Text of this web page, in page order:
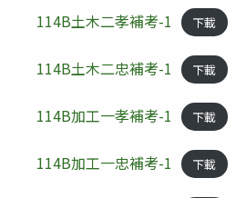
114B土木二孝補考-1 下載
114B土木二忠補考-1 下載
114B加工一孝補考-1 下載
114B加工一忠補考-1 下載